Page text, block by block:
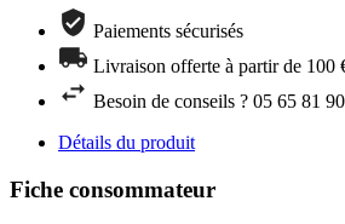
Paiements sécurisés
Livraison offerte à partir de 100
Besoin de conseils ? 05 65 81
Détails du produit
Fiche consommateur